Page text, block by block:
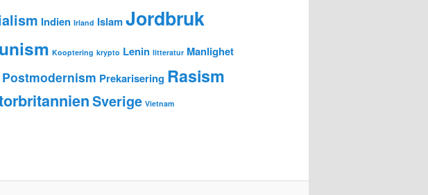
Indien Irland IslamJordbruk
Kooptering krypto Lenin litteratur Manlighet
Postmodernism Prekarisering Rasism
Sverige Vietnam